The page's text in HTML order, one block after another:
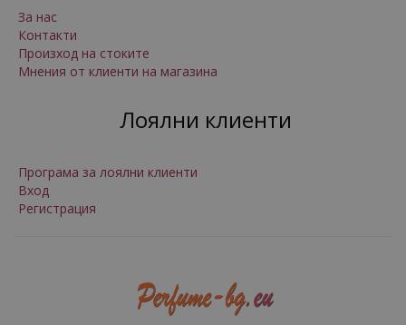
За нас
Контакти
Произход на стоките
Мнения от клиенти на магазина
Лоялни клиенти
Програма за лоялни клиенти
Вход
Регистрация